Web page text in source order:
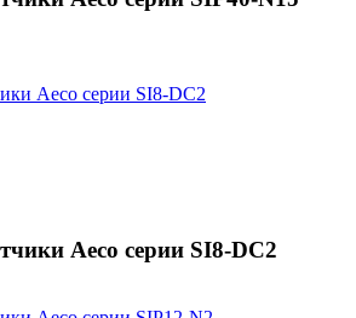
Aeco серии SI8-DC2